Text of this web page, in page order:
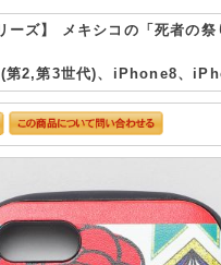
ーズ】 メキシコの「死者の
2,第3世代)、iPhone8、